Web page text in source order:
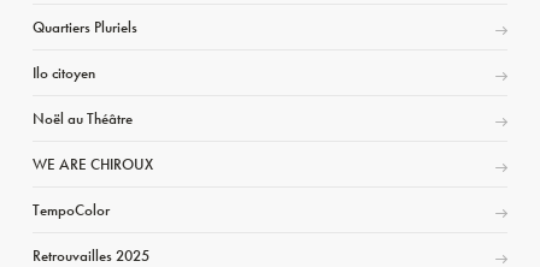
Quartiers Pluriels
Ilo citoyen
Noël au Théâtre
WE ARE CHIROUX
TempoColor
Retrouvailles 2025